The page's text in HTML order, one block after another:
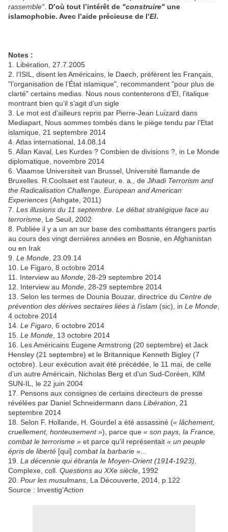
rassemble". D’où tout l’intérêt de "construire" une
islamophobie. Avec l’aide précieuse de l’EI.
Notes :
1. Libération, 27.7.2005
2. l’ISIL, disent les Américains, le Daech, préfèrent les Français,
"l’organisation de l’État islamique", recommandent "pour plus de
clarté" certains medias. Nous nous contenterons d’EI, l’italique
montrant bien qu’il s’agit d’un sigle
3. Le mot est d’ailleurs repris par Pierre-Jean Luizard dans
Mediapart, Nous sommes tombés dans le piège tendu par l’Etat
islamique, 21 septembre 2014
4. Atlas international, 14.08.14
5. Allan Kaval, Les Kurdes ? Combien de divisions ?, in Le Monde
diplomatique, novembre 2014
6. Vlaamse Universiteit van Brussel, Université flamande de
Bruxelles. R.Coolsaet est l’auteur, e. a., de Jihadi Terrorism and
the Radicalisation Challenge. European and American
Experiences (Ashgate, 2011)
7. Les illusions du 11 septembre. Le débat stratégique face au
terrorisme , Le Seuil, 2002
8. Publiée il y a un an sur base des combattants étrangers partis
au cours des vingt dernières années en Bosnie, en Afghanistan
ou en Irak
9. Le Monde , 23.09.14
10. Le Figaro, 8 octobre 2014
11. Interview au Monde , 28-29 septembre 2014
12. Interview au Monde , 28-29 septembre 2014
13. Selon les termes de Dounia Bouzar, directrice du Centre de
prévention des dérives sectaires liées à l’islam (sic), in Le Monde
4 octobre 2014
14. Le Figaro , 6 octobre 2014
15. Le Monde , 13 octobre 2014
16. Les Américains Eugene Armstrong (20 septembre) et Jack
Hensley (21 septembre) et le Britannique Kenneth Bigley (7
octobre). Leur exécution avait été précédée, le 11 mai, de celle
d’un autre Américain, Nicholas Berg et d’un Sud-Coréen, KIM
SUN-IL, le 22 juin 2004
17. Pensons aux consignes de certains directeurs de presse
révélées par Daniel Schneidermann dans Libération , 21
septembre 2014
18. Selon F. Hollande, H. Gourdel a été assassiné (« lâchement,
cruellement, honteusement »), parce que « son pays, la France,
combat le terrorisme » et parce qu’il représentait « un peuple
épris de liberté [qui] combat la barbarie »
19. La décennie qui ébranla le Moyen-Orient (1914-1923)
Complexe, coll. Questions au XXe siècle , 1992
20. Pour les musulmans , La Découverte, 2014, p.122
Source : Investig’Action